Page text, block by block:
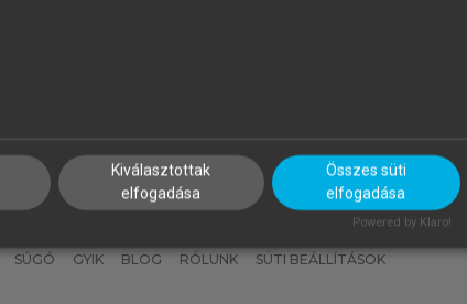
MI – ÁLTALÁNOS IRÁNYELVEK
SÚGÓ GYIK BLOG RÓLUNK SÜTI BEÁLLÍTÁSOK
Kiválasztottak
elfogadása
Összes süti
elfogadása
Powered by Klaro!